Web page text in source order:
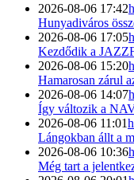
2026-08-06 17:42
Hunyadiváros
2026-08-06 17:05
Kezdődik a
2026-08-06 15:20
Hamarosan zárul
2026-08-06 14:07
Így változik a
2026-08-06 11:01
Lángokban állt a
2026-08-06 10:36
Még tart a